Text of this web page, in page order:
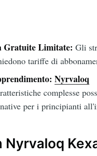
Gratuite Limitate: Gli
tariffe di
Nyrvaloq
complesse
per i principianti
Nyrvaloq